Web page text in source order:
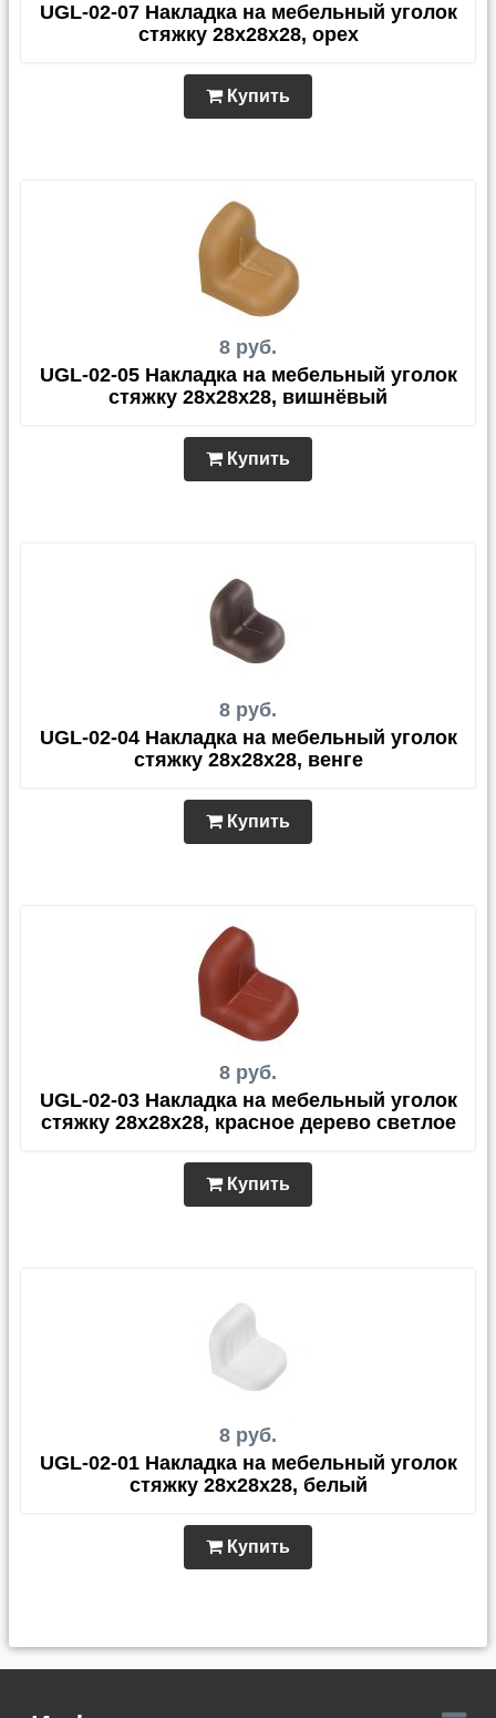
UGL-02-07 Накладка на мебельный уголок
стяжку 28х28х28, орех
Купить
8 руб.
UGL-02-05 Накладка на мебельный уголок
стяжку 28х28х28, вишнёвый
Купить
8 руб.
UGL-02-04 Накладка на мебельный уголок
стяжку 28х28х28, венге
Купить
8 руб.
UGL-02-03 Накладка на мебельный уголок
стяжку 28х28х28, красное дерево светлое
Купить
8 руб.
UGL-02-01 Накладка на мебельный уголок
стяжку 28х28х28, белый
Купить